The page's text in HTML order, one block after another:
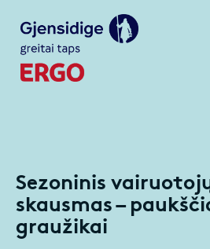
Sezoninis
skausmas –
graužikai